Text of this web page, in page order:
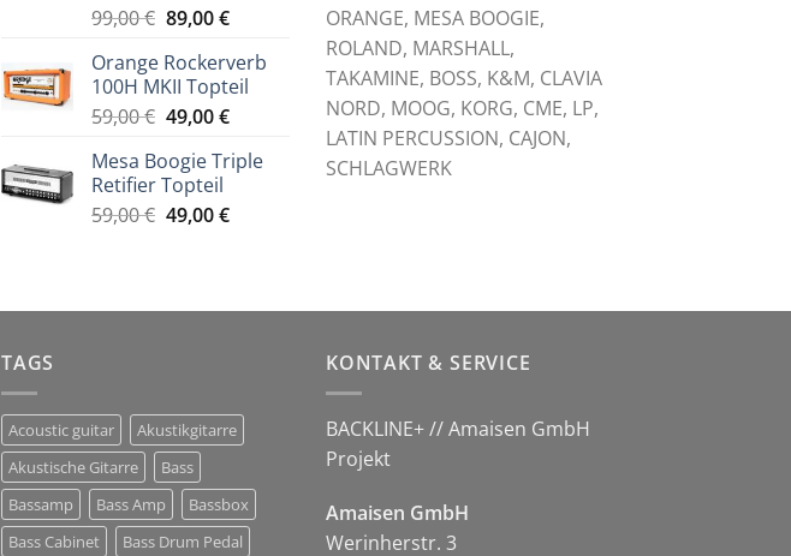
99,00€ Ursprünglicher
war:
99,00 €
89,00€Aktueller
ist:
89,00 €.
Orange Rockerverb
100H MKII Topteil
59,00€ Ursprünglicher
war:
59,00 €
49,00€Aktueller
ist:
Mesa Boogie Triple
Retifier Topteil
59,00€ Ursprünglicher
49,00€Aktueller
ORANGE, MESA BOOGIE,
ROLAND, MARSHALL,
TAKAMINE, BOSS, K&M, CLAVIA
NORD, MOOG, KORG, CME, LP,
LATIN PERCUSSION, CAJON,
SCHLAGWERK
TAGS
Acoustic guitar
Akustikgitarre
Akustische Gitarre
Bass
Bassamp
Bass Amp
Bassbox
Bass Cabinet
Bass Drum Pedal
KONTAKT & SERVICE
BACKLINE+ // Amaisen GmbH
Projekt
Amaisen GmbH
Werinherstr. 3